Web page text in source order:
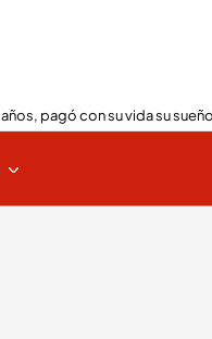
pagó con su vida su